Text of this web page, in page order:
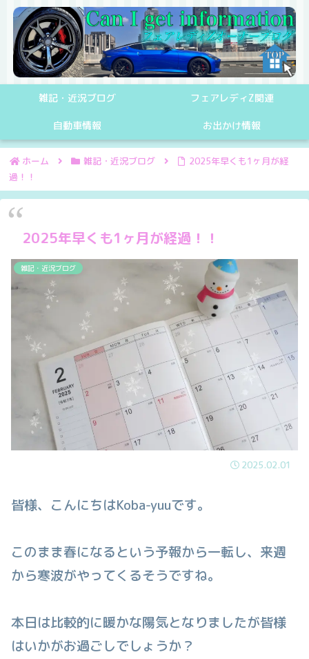
雑記・近況ブログ フェアレディZ関連
自動車情報 お出かけ情報
ホーム 雑記・近況ブログ
2025年早くも1ヶ月が経
過！！
2025年早くも1ヶ月が経過！！
雑記・近況ブログ
2025.02.01
皆様、こんにちはKoba-yuuです。
このまま春になるという予報から一転し、来週
から寒波がやってくるそうですね。
本日は比較的に暖かな陽気となりましたが皆様
はいかがお過ごしでしょうか？